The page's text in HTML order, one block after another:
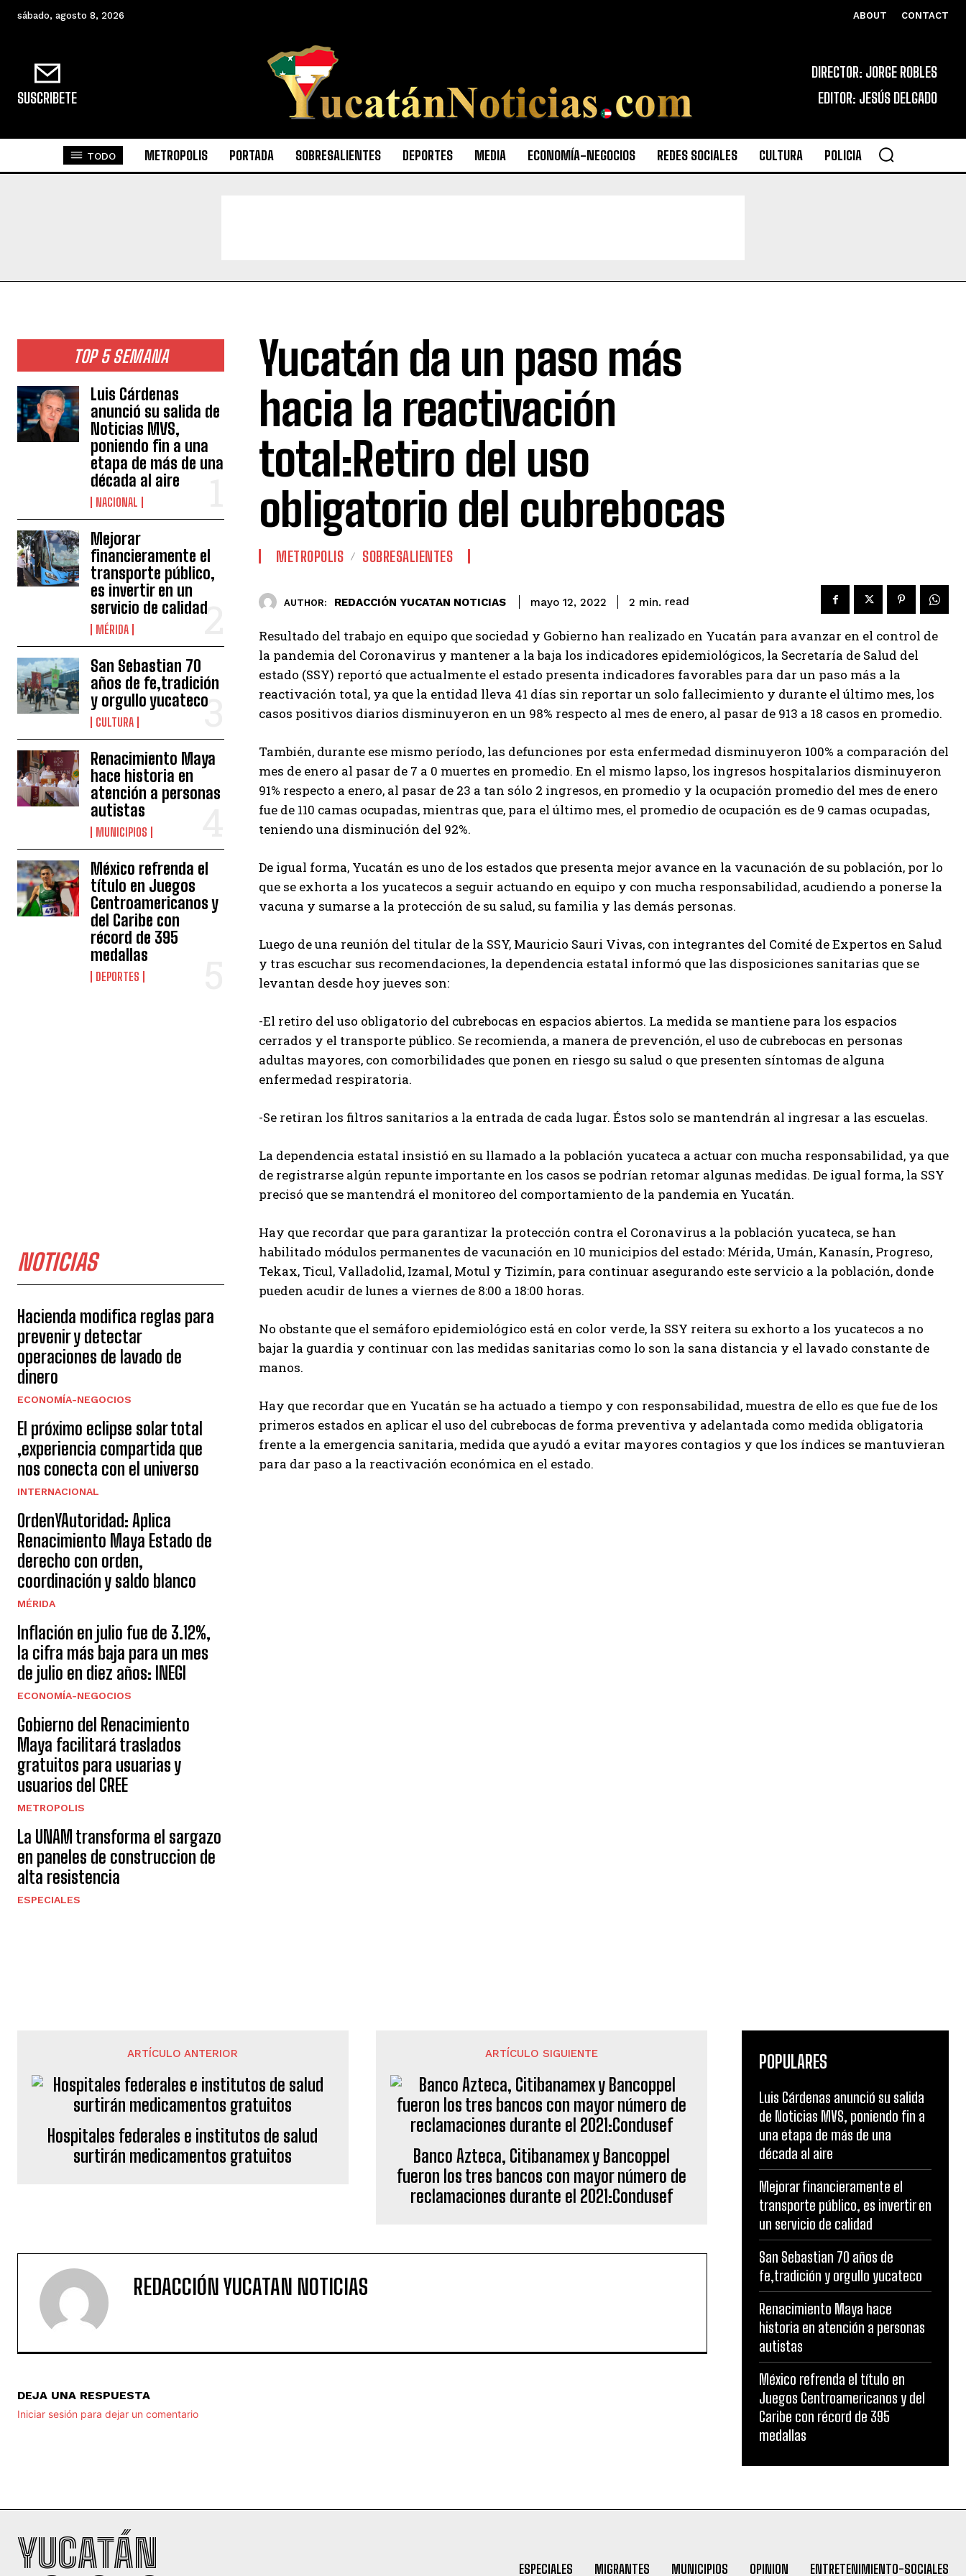
sábado, agosto 8, 2026 ABOUT CONTACT
SUSCRIBETE
DIRECTOR: JORGE ROBLES
EDITOR: JESÚS DELGADO
TODO METROPOLIS PORTADA SOBRESALIENTES DEPORTES MEDIA ECONOMÍA-NEGOCIOS REDES SOCIALES CULTURA POLICIA
TOP 5 SEMANA
Luis Cárdenas
anunció su salida de
Noticias MVS,
poniendo fin a una
etapa de más de una
década al aire
NACIONAL
Mejorar
financieramente el
transporte público,
es invertir en un
servicio de calidad
MÉRIDA
San Sebastian 70
años de fe,tradición
y orgullo yucateco
CULTURA
Renacimiento Maya
hace historia en
atención a personas
autistas
MUNICIPIOS
México refrenda el
título en Juegos
Centroamericanos y
del Caribe con
récord de 395
medallas
DEPORTES
NOTICIAS
Hacienda modifica reglas para
prevenir y detectar
operaciones de lavado de
dinero
ECONOMÍA-NEGOCIOS
El próximo eclipse solar total
,experiencia compartida que
nos conecta con el universo
INTERNACIONAL
OrdenYAutoridad: Aplica
Renacimiento Maya Estado de
derecho con orden,
coordinación y saldo blanco
MÉRIDA
Inflación en julio fue de 3.12%,
la cifra más baja para un mes
de julio en diez años: INEGI
ECONOMÍA-NEGOCIOS
Gobierno del Renacimiento
Maya facilitará traslados
gratuitos para usuarias y
usuarios del CREE
METROPOLIS
La UNAM transforma el sargazo
en paneles de construccion de
alta resistencia
ESPECIALES
Yucatán da un paso más
hacia la reactivación
total:Retiro del uso
obligatorio del cubrebocas
METROPOLIS SOBRESALIENTES
AUTHOR: REDACCIÓN YUCATAN NOTICIAS mayo 12, 2022 2 min. read
Resultado del trabajo en equipo que sociedad y Gobierno han realizado en Yucatán para avanzar en el control de
la pandemia del Coronavirus y mantener a la baja los indicadores epidemiológicos, la Secretaría de Salud del
estado (SSY) reportó que actualmente el estado presenta indicadores favorables para dar un paso más a la
reactivación total, ya que la entidad lleva 41 días sin reportar un solo fallecimiento y durante el último mes, los
casos positivos diarios disminuyeron en un 98% respecto al mes de enero, al pasar de 913 a 18 casos en promedio.
También, durante ese mismo período, las defunciones por esta enfermedad disminuyeron 100% a comparación del
mes de enero al pasar de 7 a 0 muertes en promedio. En el mismo lapso, los ingresos hospitalarios disminuyeron
91% respecto a enero, al pasar de 23 a tan sólo 2 ingresos, en promedio y la ocupación promedio del mes de enero
fue de 110 camas ocupadas, mientras que, para el último mes, el promedio de ocupación es de 9 camas ocupadas,
teniendo una disminución del 92%.
De igual forma, Yucatán es uno de los estados que presenta mejor avance en la vacunación de su población, por lo
que se exhorta a los yucatecos a seguir actuando en equipo y con mucha responsabilidad, acudiendo a ponerse la
vacuna y sumarse a la protección de su salud, su familia y las demás personas.
Luego de una reunión del titular de la SSY, Mauricio Sauri Vivas, con integrantes del Comité de Expertos en Salud
y tras escuchar sus recomendaciones, la dependencia estatal informó que las disposiciones sanitarias que se
levantan desde hoy jueves son:
-El retiro del uso obligatorio del cubrebocas en espacios abiertos. La medida se mantiene para los espacios
cerrados y el transporte público. Se recomienda, a manera de prevención, el uso de cubrebocas en personas
adultas mayores, con comorbilidades que ponen en riesgo su salud o que presenten síntomas de alguna
enfermedad respiratoria.
-Se retiran los filtros sanitarios a la entrada de cada lugar. Éstos solo se mantendrán al ingresar a las escuelas.
La dependencia estatal insistió en su llamado a la población yucateca a actuar con mucha responsabilidad, ya que
de registrarse algún repunte importante en los casos se podrían retomar algunas medidas. De igual forma, la SSY
precisó que se mantendrá el monitoreo del comportamiento de la pandemia en Yucatán.
Hay que recordar que para garantizar la protección contra el Coronavirus a la población yucateca, se han
habilitado módulos permanentes de vacunación en 10 municipios del estado: Mérida, Umán, Kanasín, Progreso,
Tekax, Ticul, Valladolid, Izamal, Motul y Tizimín, para continuar asegurando este servicio a la población, donde
pueden acudir de lunes a viernes de 8:00 a 18:00 horas.
No obstante que el semáforo epidemiológico está en color verde, la SSY reitera su exhorto a los yucatecos a no
bajar la guardia y continuar con las medidas sanitarias como lo son la sana distancia y el lavado constante de
manos.
Hay que recordar que en Yucatán se ha actuado a tiempo y con responsabilidad, muestra de ello es que fue de los
primeros estados en aplicar el uso del cubrebocas de forma preventiva y adelantada como medida obligatoria
frente a la emergencia sanitaria, medida que ayudó a evitar mayores contagios y que los índices se mantuvieran
para dar paso a la reactivación económica en el estado.
ARTÍCULO ANTERIOR
Hospitales federales e institutos de salud
surtirán medicamentos gratuitos
ARTÍCULO SIGUIENTE
Banco Azteca, Citibanamex y Bancoppel
fueron los tres bancos con mayor número de
reclamaciones durante el 2021:Condusef
REDACCIÓN YUCATAN NOTICIAS
DEJA UNA RESPUESTA
Iniciar sesión para dejar un comentario
POPULARES
Luis Cárdenas anunció su salida
de Noticias MVS, poniendo fin a
una etapa de más de una
década al aire
Mejorar financieramente el
transporte público, es invertir en
un servicio de calidad
San Sebastian 70 años de
fe,tradición y orgullo yucateco
Renacimiento Maya hace
historia en atención a personas
autistas
México refrenda el título en
Juegos Centroamericanos y del
Caribe con récord de 395
medallas
YUCATÁN
ESPECIALES MIGRANTES MUNICIPIOS OPINION ENTRETENIMIENTO-SOCIALES